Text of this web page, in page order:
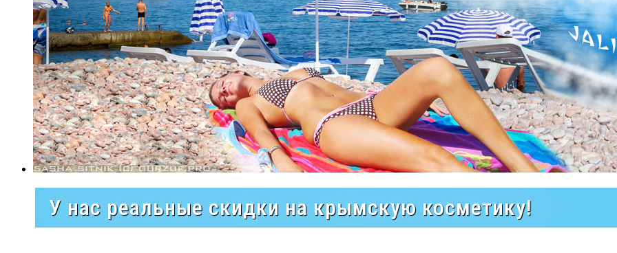
У нас реальные скидки на крымскую косметику!